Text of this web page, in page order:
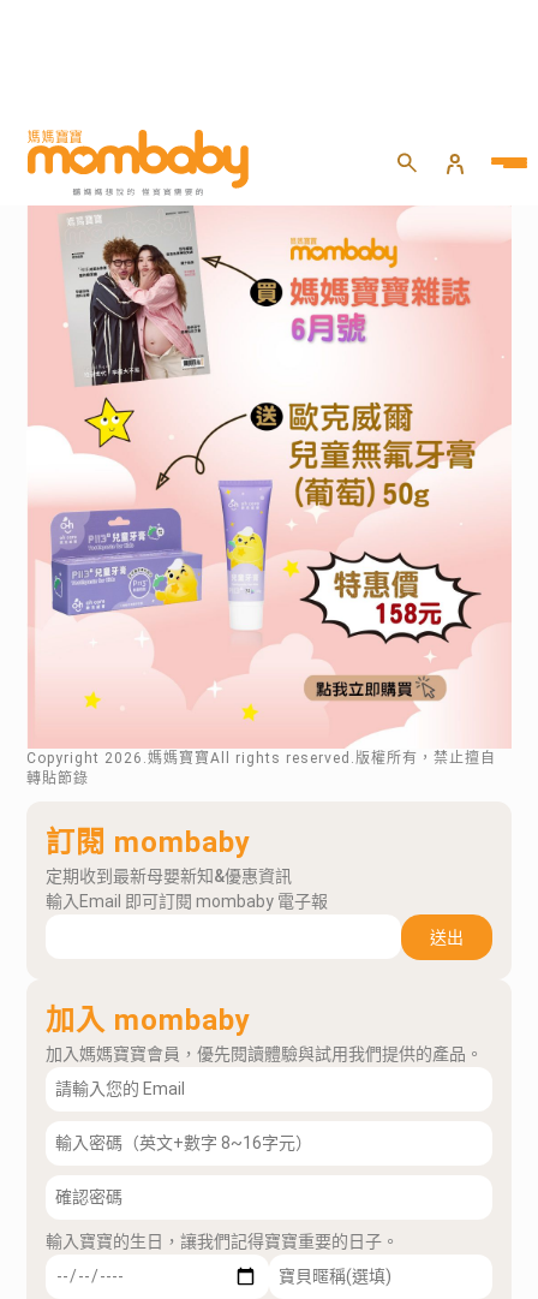
Copyright 2026 .媽媽寶寶All rights reserved.版權所有，禁止擅自
轉貼節錄
訂閱 mombaby
定期收到最新母嬰新知&優惠資訊
輸入Email 即可訂閱 mombaby 電子報
送出
加入 mombaby
加入媽媽寶寶會員，優先閱讀體驗與試用我們提供的產品。
輸入寶寶的生日，讓我們記得寶寶重要的日子。